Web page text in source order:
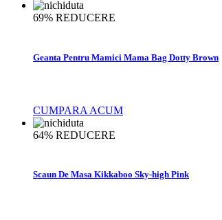
69% REDUCERE
Geanta Pentru Mamici Mama Bag Dotty Brown
CUMPARA ACUM
64% REDUCERE
Scaun De Masa Kikkaboo Sky-high Pink